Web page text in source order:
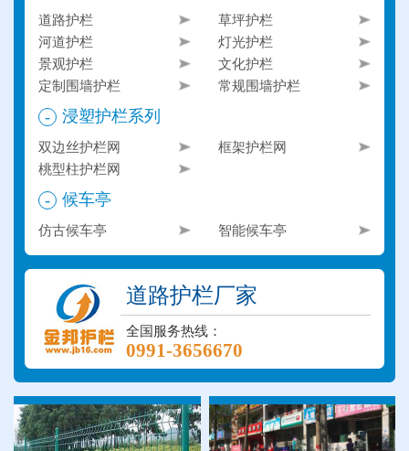
道路护栏
草坪护栏
河道护栏
灯光护栏
景观护栏
文化护栏
定制围墙护栏
常规围墙护栏
- 浸塑护栏系列
双边丝护栏网
框架护栏网
桃型柱护栏网
- 候车亭
仿古候车亭 智能候车亭
道路护栏厂家
全国服务热线：
0991-3656670